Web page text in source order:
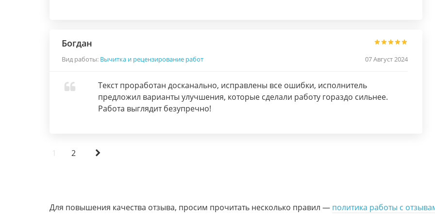
Богдан
Вид работы: Вычитка и рецензирование работ 07 Август 2024
Текст проработан досканально, исправлены все ошибки, исполнитель
предложил варианты улучшения, которые сделали работу гораздо сильнее.
Работа выглядит безупречно!
1 2
Для повышения качества отзыва, просим прочитать несколько правил — политика работы с